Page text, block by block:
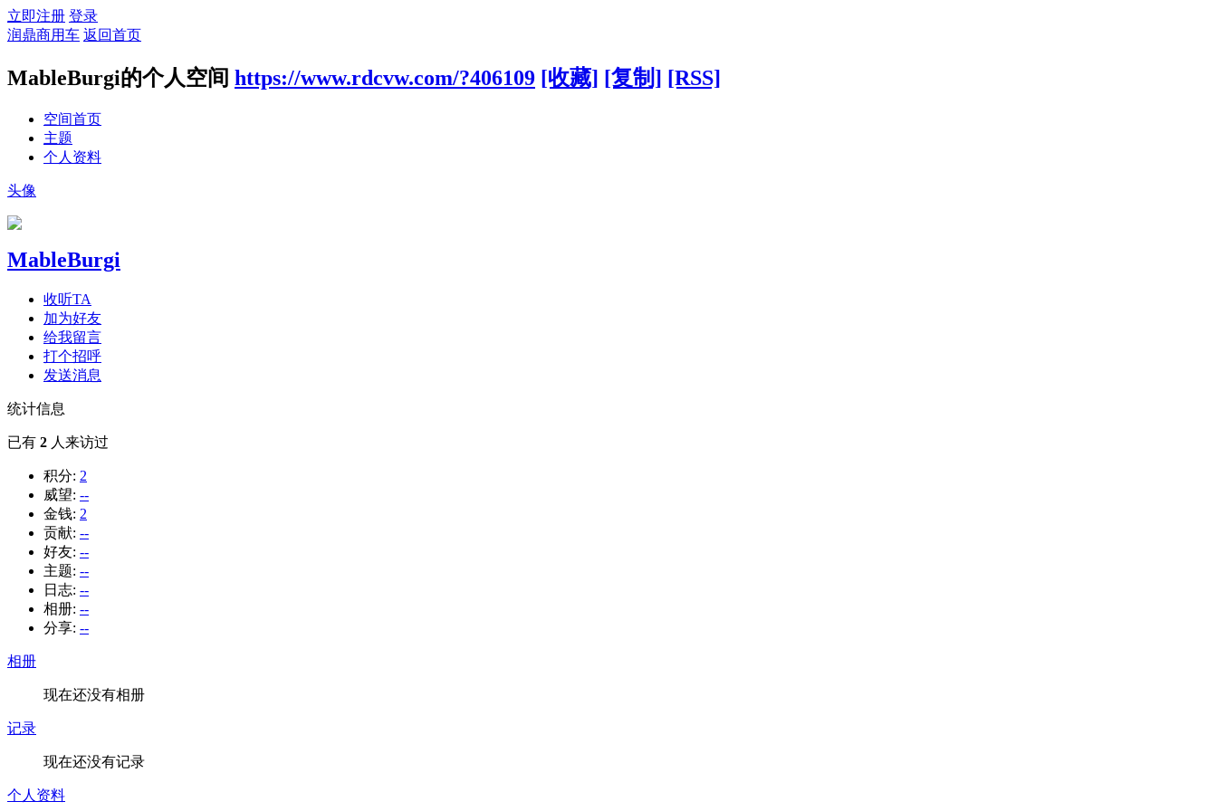
立即注册 登录
润鼎商用车 返回首页
MableBurgi的个人空间 https://www.rdcvw.com/?406109 [收藏] [复制] [RSS]
空间首页
主题
个人资料
头像
MableBurgi
收听TA
加为好友
给我留言
打个招呼
发送消息
统计信息
已有 2 人来访过
积分: 2
威望: --
金钱: 2
贡献: --
好友: --
主题: --
日志: --
相册: --
分享: --
相册
现在还没有相册
记录
现在还没有记录
个人资料